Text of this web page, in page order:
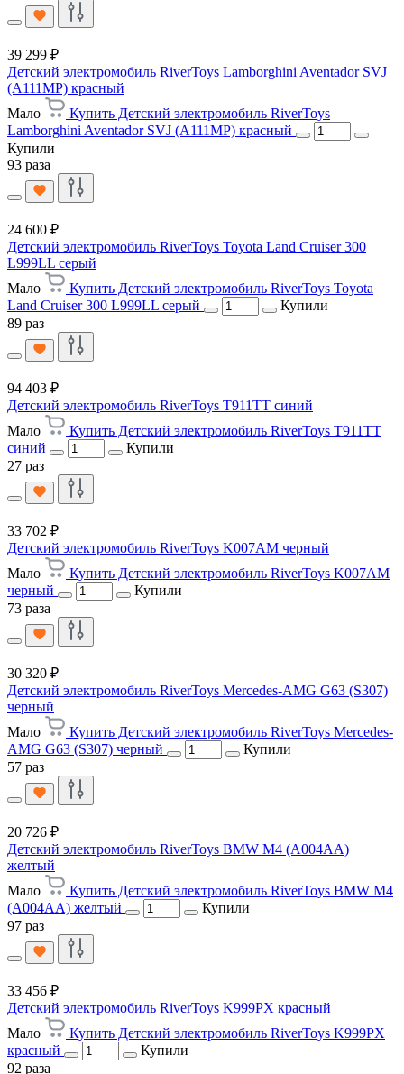
39 299 ₽
Детский электромобиль RiverToys Lamborghini Aventador SVJ
(A111MP) красный
Мало
Купить Детский электромобиль RiverToys
Lamborghini Aventador SVJ (A111MP) красный
Купили
93 раза
24 600 ₽
Детский электромобиль RiverToys Toyota Land Cruiser 300
L999LL серый
Мало
Купить Детский электромобиль RiverToys Toyota
Land Cruiser 300 L999LL серый
Купили
89 раз
94 403 ₽
Детский электромобиль RiverToys T911TT синий
Мало
Купить Детский электромобиль RiverToys T911TT
синий
Купили
27 раз
33 702 ₽
Детский электромобиль RiverToys K007AM черный
Мало
Купить Детский электромобиль RiverToys K007AM
черный
Купили
73 раза
30 320 ₽
Детский электромобиль RiverToys Mercedes-AMG G63 (S307)
черный
Мало
Купить Детский электромобиль RiverToys Mercedes-
AMG G63 (S307) черный
Купили
57 раз
20 726 ₽
Детский электромобиль RiverToys BMW M4 (A004AA)
желтый
Мало
Купить Детский электромобиль RiverToys BMW M4
(A004AA) желтый
Купили
97 раз
33 456 ₽
Детский электромобиль RiverToys K999PX красный
Мало
Купить Детский электромобиль RiverToys K999PX
красный
Купили
92 раза